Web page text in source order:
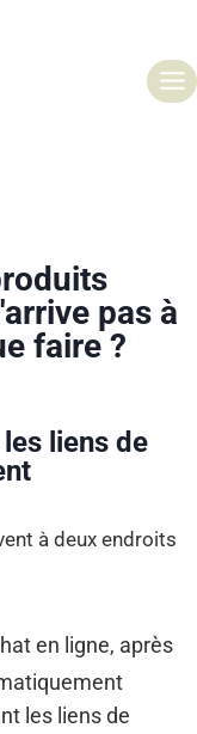
pas à
faire ?
liens de
à deux endroits
en ligne, après
les liens de